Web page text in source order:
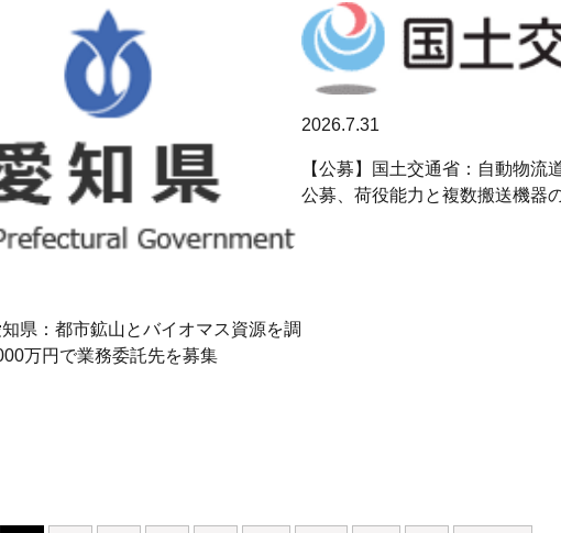
知県：都市鉱山とバイオマス資源を調
万円で業務委託先を募集
2026.7.31
【公募】国土交通省：自動物流
公募、荷役能力と複数搬送機器